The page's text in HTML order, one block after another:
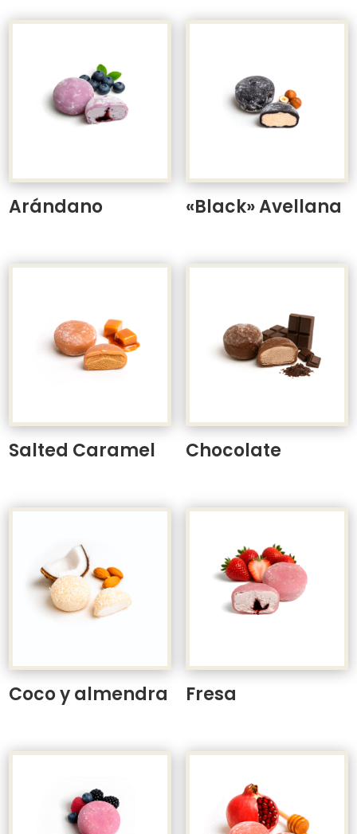
Arándano «Black» Avellana
Salted Caramel Chocolate
Coco y almendra Fresa